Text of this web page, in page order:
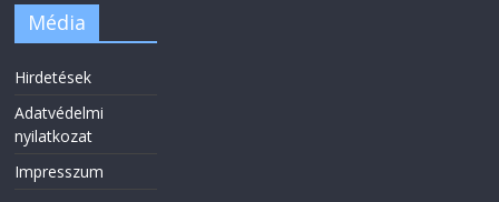
Média
Hirdetések
Adatvédelmi
nyilatkozat
Impresszum